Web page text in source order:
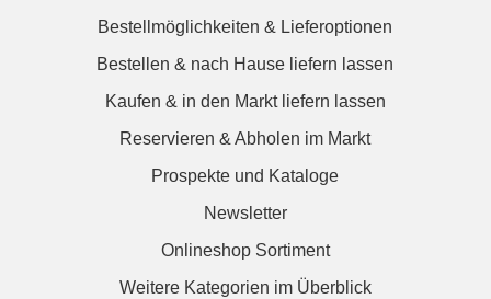
Bestellmöglichkeiten & Lieferoptionen
Bestellen & nach Hause liefern lassen
Kaufen & in den Markt liefern lassen
Reservieren & Abholen im Markt
Prospekte und Kataloge
Newsletter
Onlineshop Sortiment
Weitere Kategorien im Überblick